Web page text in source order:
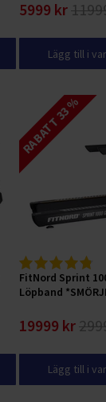
5999 kr
Lägg till i
RABATT 33 %
FitNord Sprint
Löpband
19999 kr
Lägg till i